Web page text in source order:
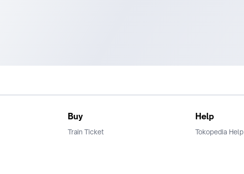
Buy
Train Ticket
Help
Tokopedia Help